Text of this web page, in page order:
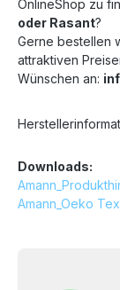
OnlineShop zu
oder Rasant?
Gerne bestellen
attraktiven
Wünschen an:
Downloads:
Amann_Oeko